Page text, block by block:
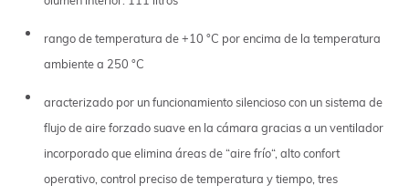
rango de temperatura de +10 °C por encima de la temperatura
ambiente a 250 °C
aracterizado por un funcionamiento silencioso con un sistema de
flujo de aire forzado suave en la cámara gracias a un ventilador
incorporado que elimina áreas de “aire frío“, alto confort
operativo, control preciso de temperatura y tiempo, tres